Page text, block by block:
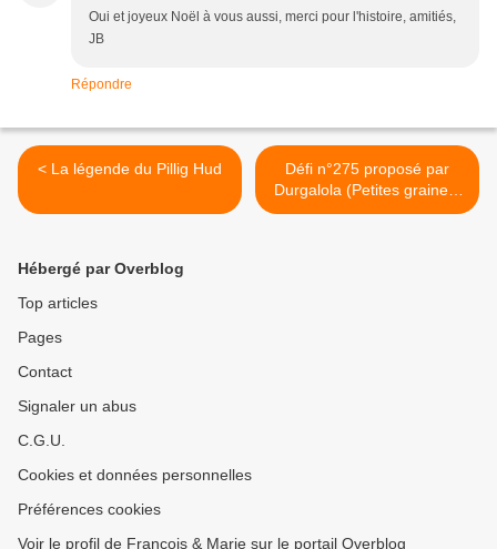
Oui et joyeux Noël à vous aussi, merci pour l'histoire, amitiés,
JB
Répondre
< La légende du Pillig Hud
Défi n°275 proposé par
Durgalola (Petites graines)
pour les Croqueurs de Mots
Hébergé par Overblog
Top articles
Pages
Contact
Signaler un abus
C.G.U.
Cookies et données personnelles
Préférences cookies
Voir le profil de François & Marie sur le portail Overblog